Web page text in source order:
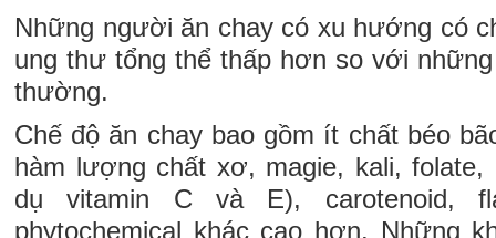
Những người ăn chay có xu hướng có
ung thư tổng thể thấp hơn so với
thường.
Chế độ ăn chay bao gồm ít chất béo
hàm lượng chất xơ, magie, kali,
dụ vitamin C và E), carotenoid,
phytochemical khác cao hơn. Những